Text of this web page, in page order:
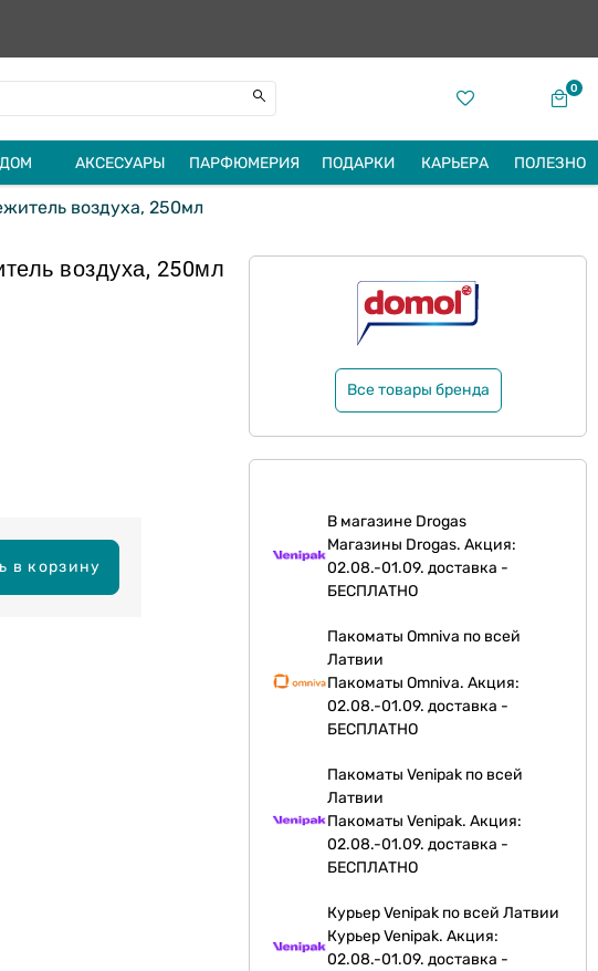
0
ДОМ АКСЕСУАРЫ ПАРФЮМЕРИЯ ПОДАРКИ КАРЬЕРА ПОЛЕЗНО
воздуха, 250мл
воздуха, 250мл
в корзину
Все товары бренда
В магазине Drogas
Магазины Drogas. Акция:
02.08.-01.09. доставка -
БЕСПЛАТНО
Пакоматы Omniva по всей
Латвии
Пакоматы Omniva. Акция:
02.08.-01.09. доставка -
БЕСПЛАТНО
Пакоматы Venipak по всей
Латвии
Пакоматы Venipak. Акция:
02.08.-01.09. доставка -
БЕСПЛАТНО
Курьер Venipak по всей Латвии
Курьер Venipak. Акция:
02.08.-01.09. доставка -